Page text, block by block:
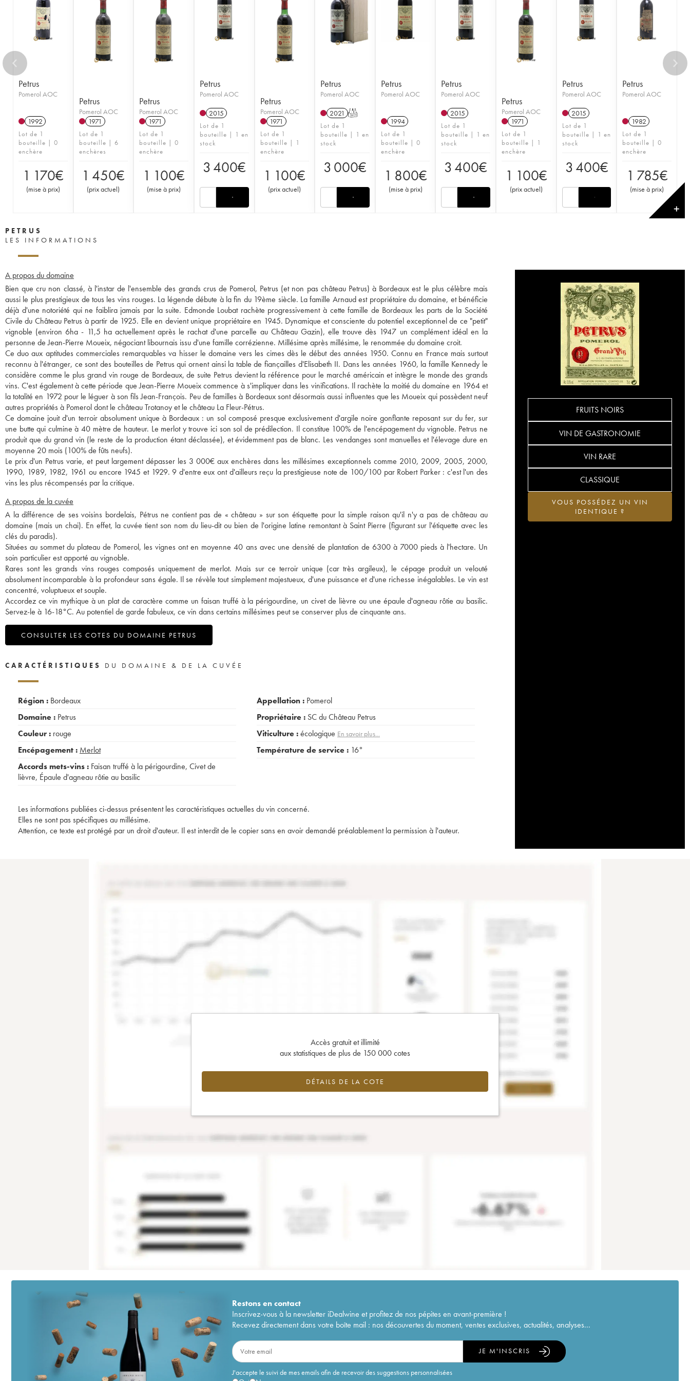
1955
1953
1950
1948
1945
1943
1933 1929
Petrus
Pomerol AOC
1992
Lot de 1
bouteille | 0
enchère
1 170€
(mise à prix)
Petrus
Pomerol AOC
1971
Lot de 1
bouteille | 6
enchères
1 450€
(prix actuel)
Petrus
Pomerol AOC
1971
Lot de 1
bouteille | 0
enchère
1 100€
(mise à prix)
Petrus
Pomerol AOC
2015
Lot de 1
bouteille | 1 en
stock
3 400€
Petrus
Pomerol AOC
1971
Lot de 1
bouteille | 1
enchère
1 100€
(prix actuel)
Petrus
Pomerol AOC
2021 T
Lot de 1
bouteille | 1 en
stock
3 000€
Petrus
Pomerol AOC
1994
Lot de 1
bouteille | 0
enchère
1 800€
(mise à prix)
Petrus
Pomerol AOC
2015
Lot de 1
bouteille | 1 en
stock
3 400€
Petrus
Pomerol AOC
1971
Lot de 1
bouteille | 1
enchère
1 100€
(prix actuel)
Petrus
Pomerol AOC
2015
Lot de 1
bouteille | 1 en
stock
3 400€
Petrus
Pomerol AOC
1982
Lot de 1
bouteille | 0
enchère
1 785€
(mise à prix)
✕
PETRUS
LES INFORMATIONS
A propos du domaine
Bien que cru non classé, à l'instar de l'ensemble des grands crus de Pomerol, Petrus (et non pas château Petrus) à Bordeaux est le plus célèbre mais
aussi le plus prestigieux de tous les vins rouges. La légende débute à la fin du 19ème siècle. La famille Arnaud est propriétaire du domaine, et bénéficie
déjà d'une notoriété qui ne faiblira jamais par la suite. Edmonde Loubat rachète progressivement à cette famille de Bordeaux les parts de la Société
Civile du Château Petrus à partir de 1925. Elle en devient unique propriétaire en 1945. Dynamique et consciente du potentiel exceptionnel de ce "petit"
vignoble (environ 6ha - 11,5 ha actuellement après le rachat d'une parcelle au Château Gazin), elle trouve dès 1947 un complément idéal en la
personne de Jean-Pierre Moueix, négociant libournais issu d'une famille corrézienne. Millésime après millésime, le renommée du domaine croit.
Ce duo aux aptitudes commerciales remarquables va hisser le domaine vers les cimes dès le début des années 1950. Connu en France mais surtout
reconnu à l'étranger, ce sont des bouteilles de Petrus qui ornent ainsi la table de fiançailles d'Elisabeth II. Dans les années 1960, la famille Kennedy le
considère comme le plus grand vin rouge de Bordeaux, de suite Petrus devient la référence pour le marché américain et intègre le monde des grands
vins. C'est également à cette période que Jean-Pierre Moueix commence à s'impliquer dans les vinifications. Il rachète la moitié du domaine en 1964 et
la totalité en 1972 pour le léguer à son fils Jean-François. Peu de familles à Bordeaux sont désormais aussi influentes que les Moueix qui possèdent neuf
autres propriétés à Pomerol dont le château Trotanoy et le château La Fleur-Pétrus.
Ce domaine jouit d'un terroir absolument unique à Bordeaux : un sol composé presque exclusivement d'argile noire gonflante reposant sur du fer, sur
une butte qui culmine à 40 mètre de hauteur. Le merlot y trouve ici son sol de prédilection. Il constitue 100% de l'encépagement du vignoble. Petrus ne
produit que du grand vin (le reste de la production étant déclassée), et évidemment pas de blanc. Les vendanges sont manuelles et l'élevage dure en
moyenne 20 mois (100% de fûts neufs).
Le prix d'un Petrus varie, et peut largement dépasser les 3 000€ aux enchères dans les millésimes exceptionnels comme 2010, 2009, 2005, 2000,
1990, 1989, 1982, 1961 ou encore 1945 et 1929. 9 d'entre eux ont d'ailleurs reçu la prestigieuse note de 100/100 par Robert Parker : c'est l'un des
vins les plus récompensés par la critique.
A propos de la cuvée
A la différence de ses voisins bordelais, Pétrus ne contient pas de « château » sur son étiquette pour la simple raison qu'il n'y a pas de château au
domaine (mais un chai). En effet, la cuvée tient son nom du lieu-dit ou bien de l'origine latine remontant à Saint Pierre (figurant sur l'étiquette avec les
clés du paradis).
Situées au sommet du plateau de Pomerol, les vignes ont en moyenne 40 ans avec une densité de plantation de 6300 à 7000 pieds à l'hectare. Un
soin particulier est apporté au vignoble.
Rares sont les grands vins rouges composés uniquement de merlot. Mais sur ce terroir unique (car très argileux), le cépage produit un velouté
absolument incomparable à la profondeur sans égale. Il se révèle tout simplement majestueux, d'une puissance et d'une richesse inégalables. Le vin est
concentré, voluptueux et souple.
Accordez ce vin mythique à un plat de caractère comme un faisan truffé à la périgourdine, un civet de lièvre ou une épaule d'agneau rôtie au basilic.
Servez-le à 16-18°C. Au potentiel de garde fabuleux, ce vin dans certains millésimes peut se conserver plus de cinquante ans.
CONSULTER LES COTES DU DOMAINE PETRUS
FRUITS NOIRS
VIN DE GASTRONOMIE
VIN RARE
CLASSIQUE
VOUS POSSÉDEZ UN VIN
IDENTIQUE ?
CARACTÉRISTIQUES DU DOMAINE & DE LA CUVÉE
Région : Bordeaux
Domaine : Petrus
Couleur : rouge
Encépagement : Merlot
Accords mets-vins : Faisan truffé à la périgourdine, Civet de
lièvre, Épaule d'agneau rôtie au basilic
Appellation : Pomerol
Propriétaire : SC du Château Petrus
Viticulture :écologique En savoir plus...
Température de service : 16°
Les informations publiées ci-dessus présentent les caractéristiques actuelles du vin concerné.
Elles ne sont pas spécifiques au millésime.
Attention, ce texte est protégé par un droit d'auteur. Il est interdit de le copier sans en avoir demandé préalablement la permission à l'auteur.
Accès gratuit et illimité
aux statistiques de plus de 150 000 cotes
DÉTAILS DE LA COTE
Restons encontact
Inscrivez-vous à la newsletter iDealwine et profitez de nos pépites en avant-première !
Recevez directement dans votre boîte mail : nos découvertes du moment, ventes exclusives, actualités, analyses...
J'accepte le suivi de mes emails afin de recevoir des suggestions personnalisées
JE M'INSCRIS